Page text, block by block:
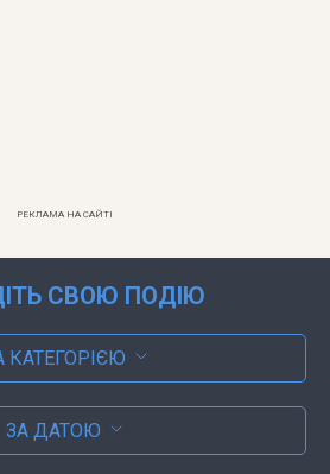
РЕКЛАМА НА САЙТІ
СВОЮ ПОДІЮ
КАТЕГОРІЄЮ
ЗА ДАТОЮ